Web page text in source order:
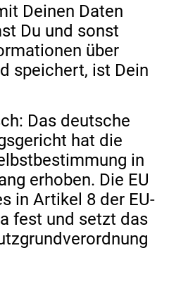
Deinen Daten
Du und sonst
über
speichert, ist Dein
Das deutsche
hat die
in
erhoben. Die EU
in Artikel 8 der EU-
fest und setzt das